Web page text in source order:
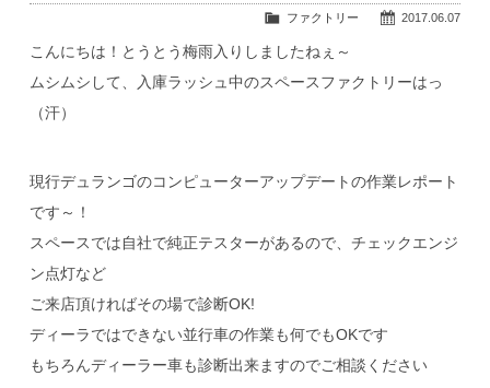
2017.06.07
ファクトリー
こんにちは！とうとう梅雨入りしましたねぇ～
ムシムシして、入庫ラッシュ中のスペースファクトリーはっ
（汗）
現行デュランゴのコンピューターアップデートの作業レポート
です～！
スペースでは自社で純正テスターがあるので、チェックエンジ
ン点灯など
ご来店頂ければその場で診断OK!
ディーラではできない並行車の作業も何でもOKです
もちろんディーラー車も診断出来ますのでご相談ください